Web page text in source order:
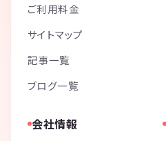
ご利用料金
サイトマップ
記事一覧
ブログ一覧
会社情報